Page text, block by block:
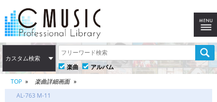
カスタム検索
楽曲
アルバム
TOP
楽曲詳細画面
AL-763 M-11